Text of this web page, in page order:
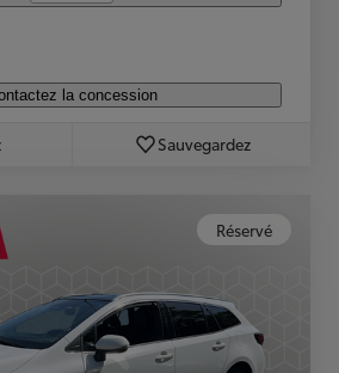
la concession
Sauvegardez
Réservé